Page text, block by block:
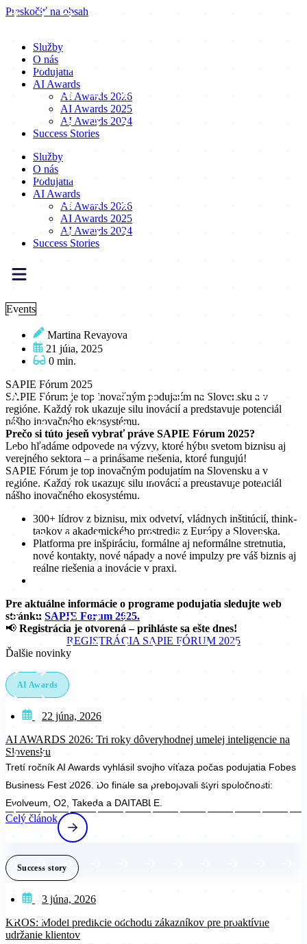
Preskočiť na obsah
Služby
O nás
Podujatia
AI Awards
AI Awards 2026
AI Awards 2025
AI Awards 2024
Success Stories
Služby
O nás
Podujatia
AI Awards
AI Awards 2026
AI Awards 2025
AI Awards 2024
Success Stories
Events
Martina Revayova
21 júla, 2025
0 min.
SAPIE Fórum 2025
SAPIE Fórum je top inovačným podujatím na Slovensku a v
regióne. Každý rok ukazuje silu inovácií a predstavuje potenciál
nášho inovačného ekosystému.
Prečo si túto jeseň vybrať práve SAPIE Fórum 2025?
Lebo hľadáme odpovede na výzvy, ktoré hýbu svetom biznisu aj
verejného sektora – a prinášame riešenia, ktoré fungujú!
SAPIE Fórum je top inovačným podujatím na Slovensku a v
regióne. Každý rok ukazuje silu inovácií a predstavuje potenciál
nášho inovačného ekosystému.
300+ lídrov z biznisu, mix odvetví, vládnych inštitúcií, think-
tankov a akademického prostredia z Európy a Slovenska.
Platforma pre inšpiráciu, formálne aj neformálne stretnutia,
nové kontakty, nové nápady a nové impulzy pre váš biznis aj
reálne riešenia a inovácie v praxi.
Pre aktuálne informácie o programe podujatia sledujte web
stránku SAPIE Forum 2025.
📢 Registrácia je otvorená – prihláste sa ešte dnes!
REGISTRÁCIA SAPIE FÓRUM 2025
Ďalšie novinky
AI Awards
22 júna, 2026
AI AWARDS 2026: Tri roky dôveryhodnej umelej inteligencie na
Slovensku
Tretí ročník AI Awards vyhlásil svojho víťaza počas podujatia Fobes
Business Fest 2026. Do finále sa prebojovali štyri spoločnosti:
Evolveum, O2, Takeda a DAITABLE.
Celý článok
Success story
3 júna, 2026
KROS: Model predikcie odchodu zákazníkov pre proaktívne
udržanie klientov